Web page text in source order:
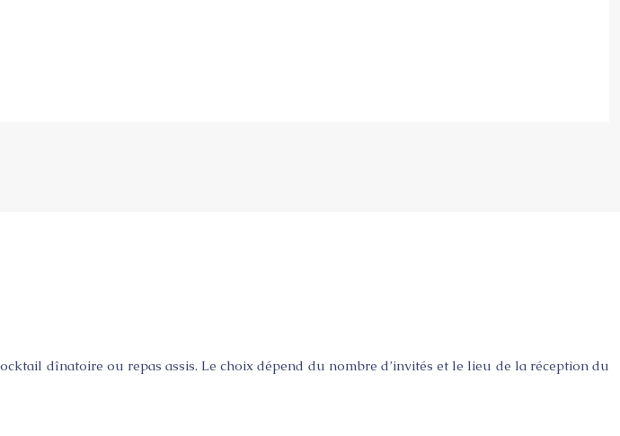
dînatoire ou repas assis. Le choix dépend du nombre d’invités et le lieu de la réception du